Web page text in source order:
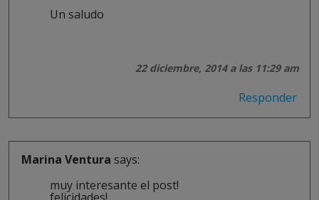
22 diciembre, 2014 a las 11:29 am
Un saludo
Responder
Marina Ventura says:
muy interesante el post!